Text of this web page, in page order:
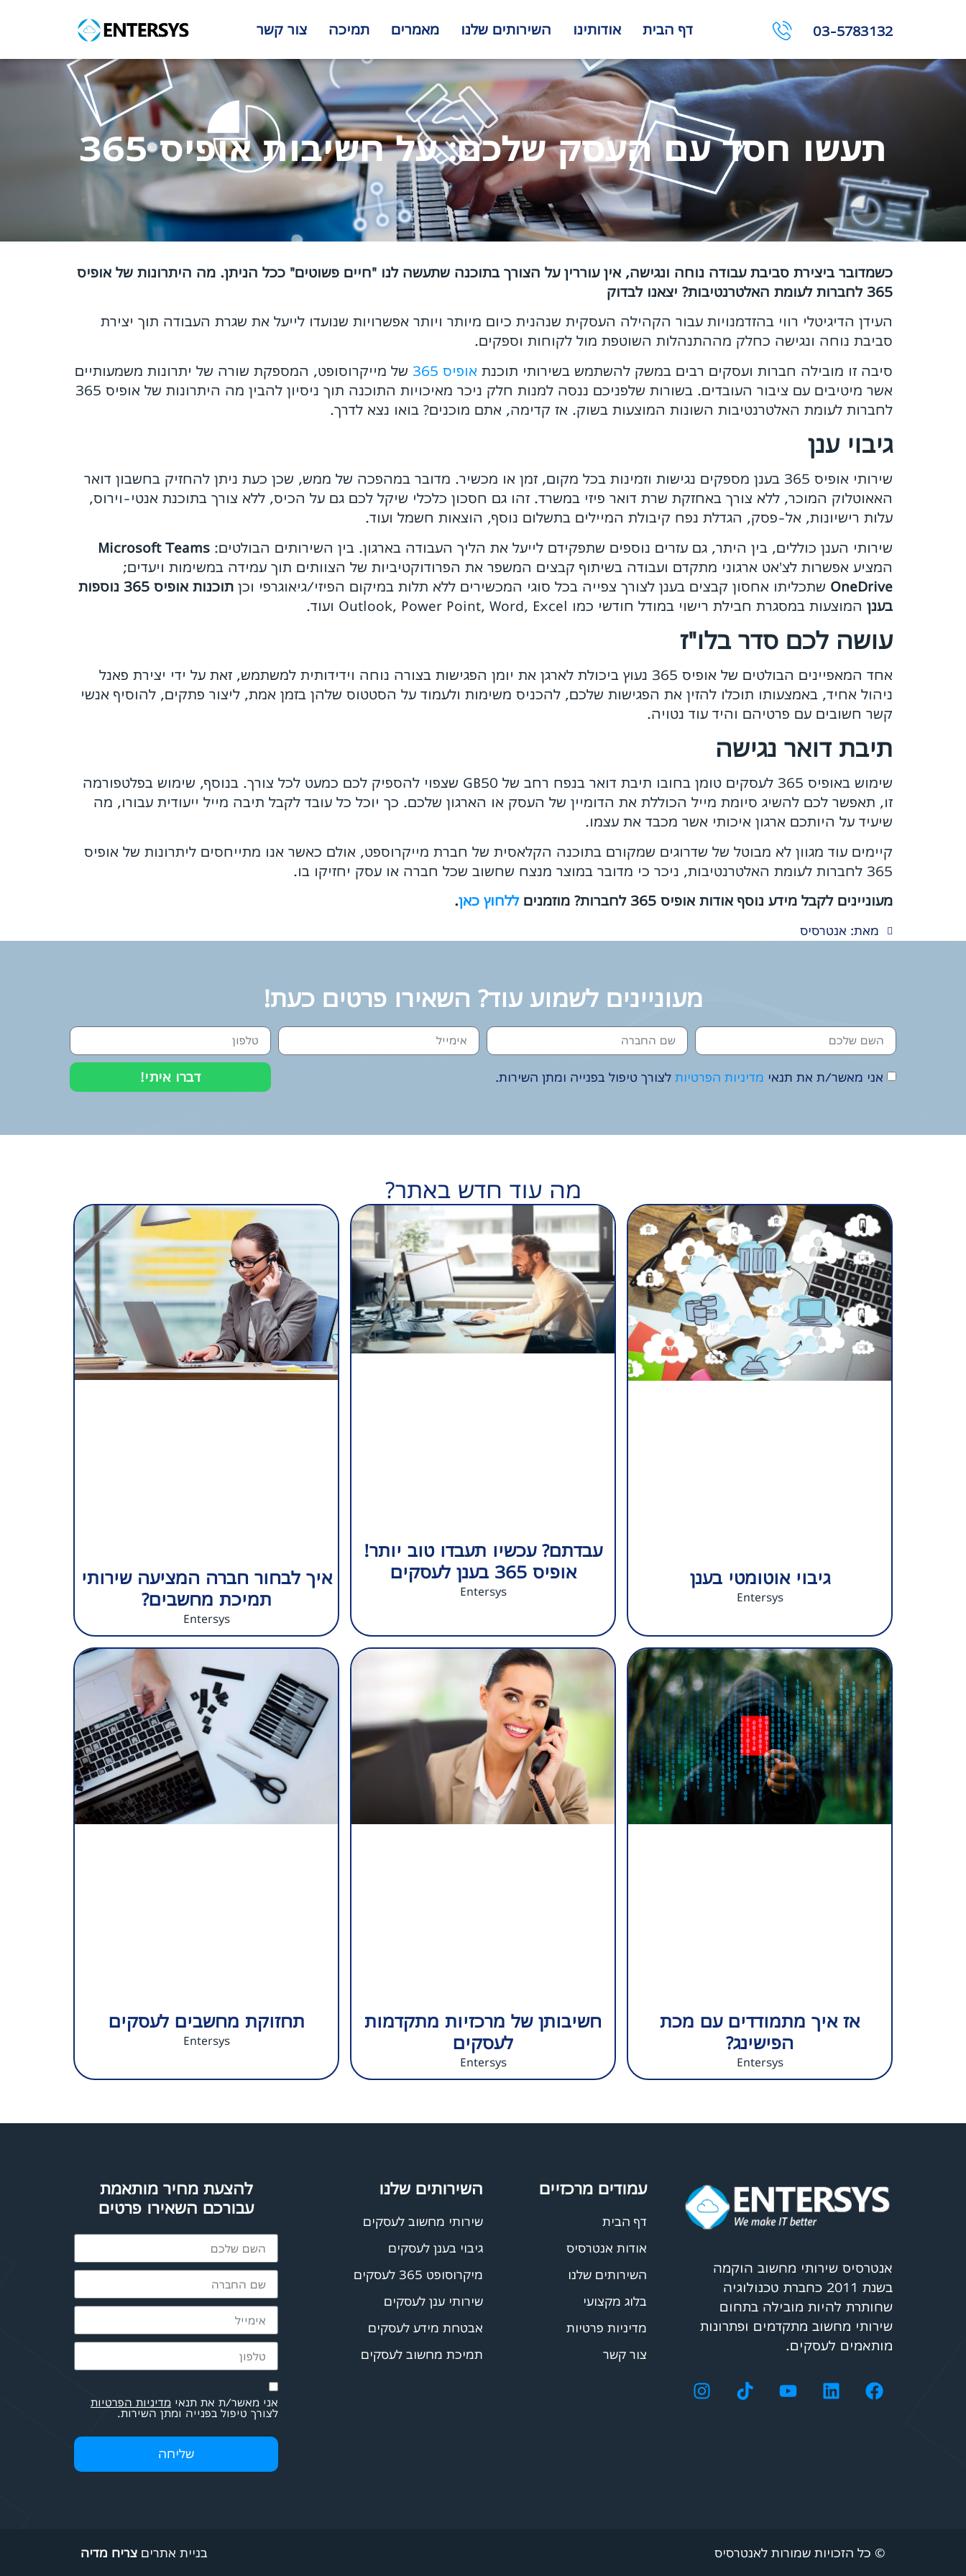
03-5783132 דף הבית אודותינו השירותים שלנו מאמרים תמיכה צור קשר
תעשו חסד עם העסק שלכם: על חשיבות אופיס 365
כשמדובר ביצירת סביבת עבודה נוחה ונגישה, אין עוררין על הצורך בתוכנה שתעשה לנו "חיים פשוטים" ככל הניתן. מה היתרונות של אופיס
365 לחברות לעומת האלטרנטיבות? יצאנו לבדוק
העידן הדיגיטלי רווי בהזדמנויות עבור הקהילה העסקית שנהנית כיום מיותר ויותר אפשרויות שנועדו לייעל את שגרת העבודה תוך יצירת
סביבת נוחה ונגישה כחלק מההתנהלות השוטפת מול לקוחות וספקים.
סיבה זו מובילה חברות ועסקים רבים במשק להשתמש בשירותי תוכנת אופיס 365
של מייקרוסופט, המספקת שורה של יתרונות משמעותיים
אשר מיטיבים עם ציבור העובדים. בשורות שלפניכם ננסה למנות חלק ניכר מאיכויות התוכנה תוך ניסיון להבין מה היתרונות של אופיס 365
לחברות לעומת האלטרנטיבות השונות המוצעות בשוק. אז קדימה, אתם מוכנים? בואו נצא לדרך.
גיבוי ענן
שירותי אופיס 365 בענן מספקים נגישות וזמינות בכל מקום, זמן או מכשיר. מדובר במהפכה של ממש, שכן כעת ניתן להחזיק בחשבון דואר
האאוטלוק המוכר, ללא צורך באחזקת שרת דואר פיזי במשרד. זהו גם חסכון כלכלי שיקל לכם גם על הכיס, ללא צורך בתוכנת אנטי-וירוס,
עלות רישיונות, אל-פסק, הגדלת נפח קיבולת המיילים בתשלום נוסף, הוצאות חשמל ועוד.
שירותי הענן כוללים, בין היתר, גם עזרים נוספים שתפקידם לייעל את הליך העבודה בארגון. בין השירותים הבולטים: Microsoft Teams
המציע אפשרות לצ'אט ארגוני מתקדם ועבודה בשיתוף קבצים המשפר את הפרודוקטיביות של הצוותים תוך עמידה במשימות ויעדים;
OneDrive שתכליתו אחסון קבצים בענן לצורך צפייה בכל סוגי המכשירים ללא תלות במיקום הפיזי/גיאוגרפי וכן
תוכנות אופיס 365 נוספות
בענן המוצעות במסגרת חבילת רישוי במודל חודשי כמו Outlook, Power Point, Word, Excel ועוד.
עושה לכם סדר בלו"ז
אחד המאפיינים הבולטים של אופיס 365 נעוץ ביכולת לארגן את יומן הפגישות בצורה נוחה וידידותית למשתמש, זאת על ידי יצירת פאנל
ניהול אחיד, באמצעותו תוכלו להזין את הפגישות שלכם, להכניס משימות ולעמוד על הסטטוס שלהן בזמן אמת, ליצור פתקים, להוסיף אנשי
קשר חשובים עם פרטיהם והיד עוד נטויה.
תיבת דואר נגישה
שימוש באופיס 365 לעסקים טומן בחובו תיבת דואר בנפח רחב של GB50 שצפוי להספיק לכם כמעט לכל צורך. בנוסף, שימוש בפלטפורמה
זו, תאפשר לכם להשיג סיומת מייל הכוללת את הדומיין של העסק או הארגון שלכם. כך יוכל כל עובד לקבל תיבה מייל ייעודית עבורו, מה
שיעיד על היותכם ארגון איכותי אשר מכבד את עצמו.
קיימים עוד מגוון לא מבוטל של שדרוגים שמקורם בתוכנה הקלאסית של חברת מייקרוספט, אולם כאשר אנו מתייחסים ליתרונות של אופיס
365 לחברות לעומת האלטרנטיבות, ניכר כי מדובר במוצר מנצח שחשוב שכל חברה או עסק יחזיקו בו.
מעוניינים לקבל מידע נוסף אודות אופיס 365 לחברות? מוזמנים
ללחוץ כאן.
מאת: אנטרסיס
מעוניינים לשמוע עוד? השאירו פרטים כעת!
אני מאשר/ת את תנאי מדיניות הפרטיות לצורך טיפול בפנייה ומתן השירות. דברו איתי!
מה עוד חדש באתר?
גיבוי אוטומטי בענן
Entersys
עבדתם? עכשיו תעבדו טוב יותר!
אופיס 365 בענן לעסקים
Entersys
איך לבחור חברה המציעה שירותי
תמיכת מחשבים?
Entersys
אז איך מתמודדים עם מכת
הפישינג?
Entersys
חשיבותן של מרכזיות מתקדמות
לעסקים
Entersys
תחזוקת מחשבים לעסקים
Entersys
אנטרסיס שירותי מחשוב הוקמה
בשנת 2011 כחברת טכנולוגיה
שחותרת להיות מובילה בתחום
שירותי מחשוב מתקדמים ופתרונות
מותאמים לעסקים.
עמודים מרכזיים
דף הבית
אודות אנטרסיס
השירותים שלנו
בלוג מקצועי
מדיניות פרטיות
צור קשר
השירותים שלנו
שירותי מחשוב לעסקים
גיבוי בענן לעסקים
מיקרוסופט 365 לעסקים
שירותי ענן לעסקים
אבטחת מידע לעסקים
תמיכת מחשוב לעסקים
להצעת מחיר מותאמת
עבורכם השאירו פרטים
אני מאשר/ת את תנאי מדיניות הפרטיות
לצורך טיפול בפנייה ומתן השירות.
שליחה
© כל הזכויות שמורות לאנטרסיס בניית אתרים צריח מדיה